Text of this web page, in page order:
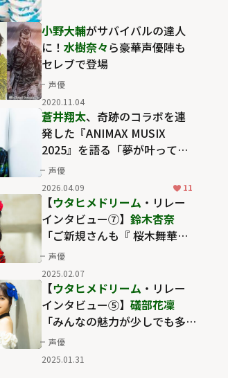
小野大輔がサバイバルの達人
に！ 水樹奈々ら豪華声優陣も
セレブで登場
声優
2020.11.04
蒼井翔太、奇跡のコラボを連
発した『ANIMAX MUSIX
2025』を語る「夢が叶って熱
かった」
声優
2026.04.09
11
【ウタヒメドリーム ・リレー
インタビュー⑦】 鈴木杏奈
「ご新規さんも『 桜木舞華推
し』にさせちゃうくらいのス
テージを楽しみにしていてく
ださい」
声優
2025.02.07
【ウタヒメドリーム ・リレー
インタビュー⑤】 礒部花凜
「みんなの魅力が少しでも多
くの人に伝われば良いな」
声優
2025.01.31